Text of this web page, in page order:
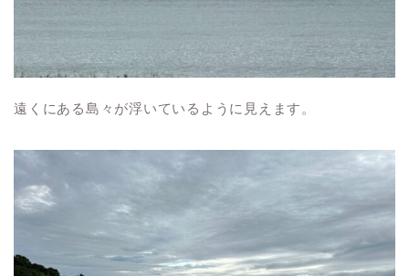
遠くにある島々が浮いているように見えます。